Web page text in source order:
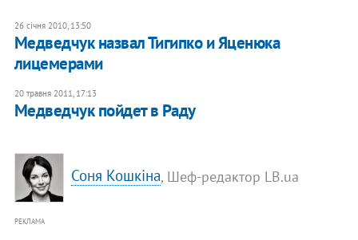
26 січня 2010, 13:50
Медведчук назвал Тигипко и Яценюка
лицемерами
20 травня 2011, 17:13
​Медведчук пойдет в Раду
Соня Кошкіна, Шеф-редактор LB.ua
РЕКЛАМА